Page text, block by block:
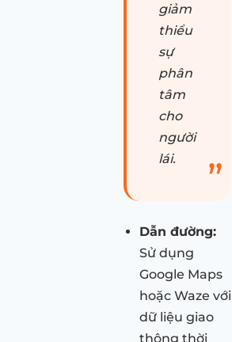
giảm
thiểu
sự
phân
tâm
cho
người
lái.
Dẫn đường:
Sử dụng
Google Maps
hoặc Waze với
dữ liệu giao
thông thời